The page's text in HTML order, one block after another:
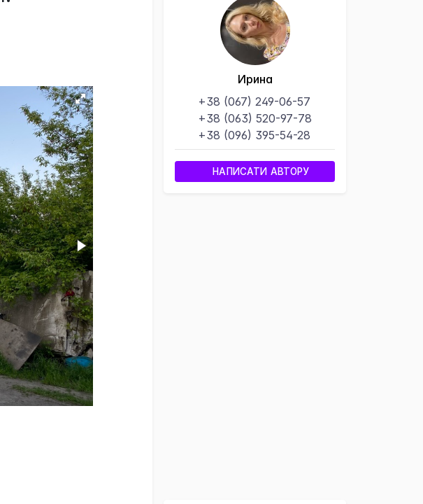
Ирина
+38 (067) 249-06-57
+38 (063) 520-97-78
+38 (096) 395-54-28
НАПИСАТИ АВТОРУ